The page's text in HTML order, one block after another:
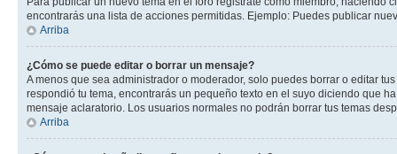
encontrarás una lista de acciones permitidas. Ejemplo: Puedes publicar
Arriba
¿Cómo se puede editar o borrar un mensaje?
A menos que sea administrador o moderador, solo puedes borrar o editar
respondió tu tema, encontrarás un pequeño texto en el suyo diciendo que
mensaje aclaratorio. Los usuarios normales no podrán borrar tus temas
Arriba